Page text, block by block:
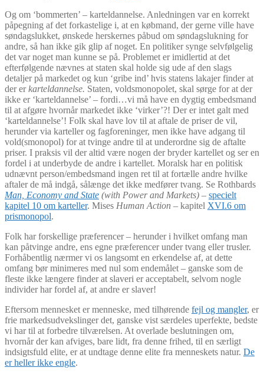
Og om ‘bommerten’ – karteldannelse. Anledningen var en korrekt
påpegning af det forkastelige i, at en købmand, der gerne ville have
søndagslukket, ønskede herskernes påbud om søndagslukning for
andre, så han ikke gik glip af noget. En politiker synge selvfølgelig
det var noget man kunne se på. Problemet er imidlertid at det
efterfølgende nævnes at staten skal holde sig ude af den slags
detaljer på markedet og kun ‘gribe ind’ hvis statens lakajer finder at
der erkarteldannelse. Staten, voldsmonopolet, skal sørge for at der
ikke er ‘karteldannelse’ – fordi…vi må have en dygtig embedsmand
til at afgøre hvornår markedet ikke ‘virker’?! Der er intet galt med
‘karteldannelse’! Folk skal have lov til at aftale de priser de vil,
herunder via karteller og fagforeninger, men ikke have adgang til
vold(smonopol) for at tvinge andre til at underordne sig de aftalte
priser. I praksis vil der altid være nogen der bryder kartellet og ser en
fordel i at underbyde de andre i kartellet. Moralsk har en politisk
udnævnt person/embedsmand ingen ret til at fortælle andre hvilke
aftaler de må indgå, sålænge det ikke medfører tvang. Se Rothbards
Man, Economy and State (with Power and Markets) – specielt
kapitel 10 om karteller. Mises Human Action – kapitel XVI.6 om
prismonopol.
Folk har forskellige præferencer – herunder i hvilket omfang man
kan påtvinge andre, ens egne præferencer under tvang eller trusler.
Forhåbentlig nærmer vi os langsomt en erkendelse af, at dette
omfang bør minimeres med nul som endemålet – ganske som de
fleste ikke længere finder at slaveri er acceptabelt, selvom nogle
individer har fordel af, at andre er slaver!
Eftersom mennesket er menneske, med tilhørende fejl og mangler, er
frie markedsudvekslinger det, ganske vist særdeles uperfekte, bedste
vi har til at forbedre tilværelsen. At overlade beslutningen om,
hvornår der kan afviges, bare lidt, fra denne frihed, til en særligt
indsigtsfuld elite, er at undtage denne elite fra menneskets natur. De
er heller ikke engle.